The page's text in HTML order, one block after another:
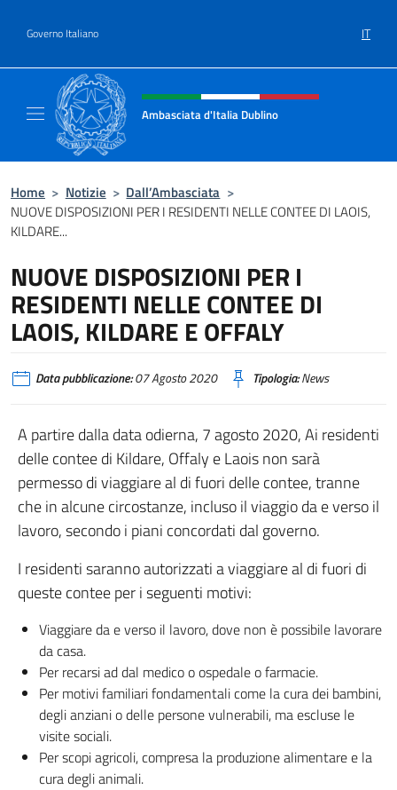
Governo Italiano IT
Intestazione sito, social e menù
Ambasciata d'Italia Dublino
Home > Notizie > Dall’Ambasciata >
NUOVE DISPOSIZIONI PER I RESIDENTI NELLE CONTEE DI LAOIS,
KILDARE...
NUOVE DISPOSIZIONI PER I
RESIDENTI NELLE CONTEE DI
LAOIS, KILDARE E OFFALY
Data pubblicazione:07 Agosto 2020 Tipologia:News
A partire dalla data odierna, 7 agosto 2020, Ai residenti
delle contee di Kildare, Offaly e Laois non sarà
permesso di viaggiare al di fuori delle contee, tranne
che in alcune circostanze, incluso il viaggio da e verso il
lavoro, secondo i piani concordati dal governo.
I residenti saranno autorizzati a viaggiare al di fuori di
queste contee per i seguenti motivi:
Viaggiare da e verso il lavoro, dove non è possibile lavorare
da casa.
Per recarsi ad dal medico o ospedale o farmacie.
Per motivi familiari fondamentali come la cura dei bambini,
degli anziani o delle persone vulnerabili, ma escluse le
visite sociali.
Per scopi agricoli, compresa la produzione alimentare e la
cura degli animali.